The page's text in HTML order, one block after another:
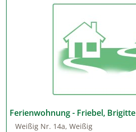
Ferienwohnung - Friebel, Brigitte
Weißig Nr. 14a, Weißig